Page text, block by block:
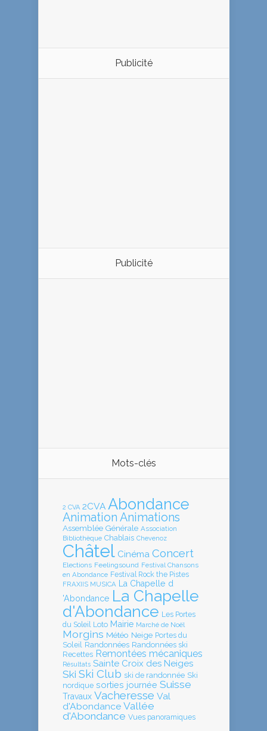
Publicité
Publicité
Mots-clés
2 CVA 2CVA Abondance
Animation Animations
Assemblée Générale Association
Bibliothèque Chablais Chevenoz
Châtel Cinéma Concert
Elections Feelingsound Festival Chansons
en Abondance Festival Rock the Pistes
FRAXIIS MUSICA La Chapelle d
'Abondance La Chapelle
d'Abondance Les Portes
du Soleil Loto Mairie Marché de Noël
Morgins Météo Neige Portes du
Soleil Randonnées Randonnées ski
Recettes Remontées mécaniques
Résultats Sainte Croix des Neiges
Ski Ski Club ski de randonnée Ski
nordique sorties journée Suisse
Travaux Vacheresse Val
d'Abondance Vallée
d'Abondance Vues panoramiques